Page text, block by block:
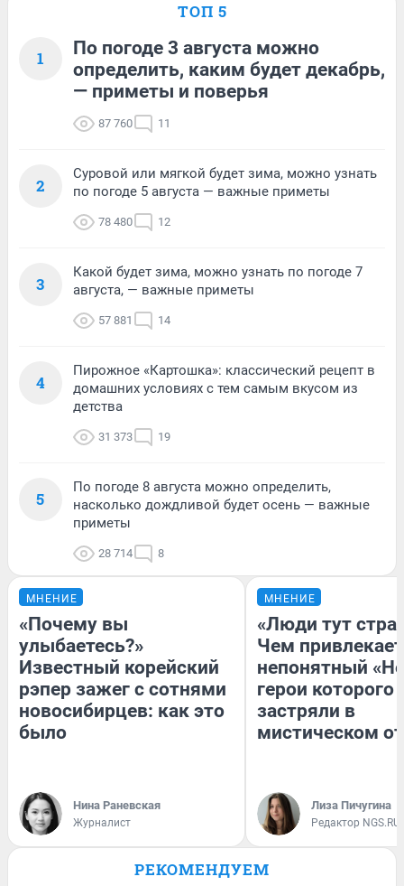
ТОП 5
1
По погоде 3 августа можно
определить, каким будет декабрь,
— приметы и поверья
87 760 11
2
Суровой или мягкой будет зима, можно узнать
по погоде 5 августа — важные приметы
78 480 12
3
Какой будет зима, можно узнать по погоде 7
августа, — важные приметы
57 881 14
4
Пирожное «Картошка»: классический рецепт в
домашних условиях с тем самым вкусом из
детства
31 373 19
5
По погоде 8 августа можно определить,
насколько дождливой будет осень — важные
приметы
28 714 8
МНЕНИЕ
«Почему вы
улыбаетесь?»
Известный корейский
рэпер зажег с сотнями
новосибирцев: как это
было
Нина Раневская
Журналист
МНЕНИЕ
«Люди тут
Чем привлекает
непонятный
герои которого
застряли в
мистическом
Лиза Пичугина
Редактор NGS.RU
РЕКОМЕНДУЕМ